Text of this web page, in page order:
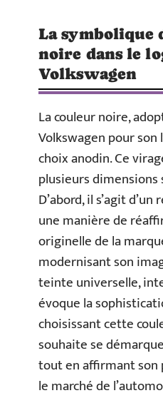
La symbolique
noire dans le
Volkswagen
La couleur noire,
Volkswagen pour son
choix anodin. Ce
plusieurs
D’abord, il s’agit
une manière de
originelle de la
modernisant son
teinte universelle,
évoque la
choisissant cette
souhaite se
tout en affirmant
le marché de